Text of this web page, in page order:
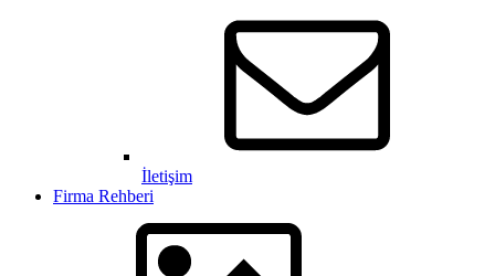
İletişim
Firma Rehberi